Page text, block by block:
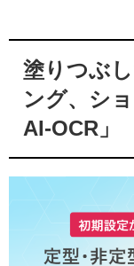
塗りつぶ
ング、シ
AI-OCR」